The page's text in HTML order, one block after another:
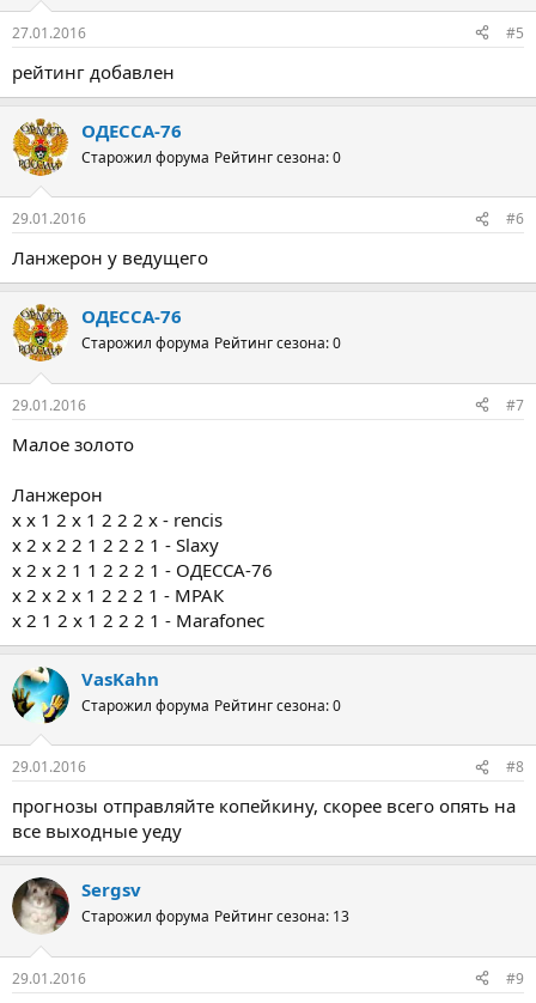
27.01.2016 #5
рейтинг добавлен
ОДЕССА-76
Старожил форума Рейтинг сезона: 0
29.01.2016 #6
Ланжерон у ведущего
ОДЕССА-76
Старожил форума Рейтинг сезона: 0
29.01.2016 #7
Малое золото
Ланжерон
x x 1 2 x 1 2 2 2 x - rencis
х 2 х 2 2 1 2 2 2 1 - Slaxy
х 2 х 2 1 1 2 2 2 1 - ОДЕССА-76
х 2 х 2 х 1 2 2 2 1 - МРАК
х 2 1 2 х 1 2 2 2 1 - Marafonec
VasKahn
Старожил форума Рейтинг сезона: 0
29.01.2016 #8
прогнозы отправляйте копейкину, скорее всего опять на
все выходные уеду
Sergsv
Старожил форума Рейтинг сезона: 13
29.01.2016 #9